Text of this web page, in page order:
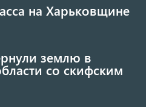
на Харьковщине
землю в
со скифским